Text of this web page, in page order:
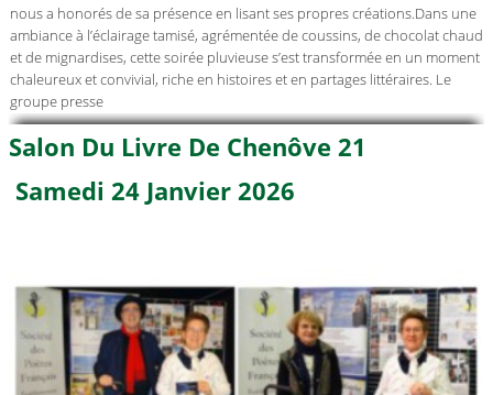
nous a honorés de sa présence en lisant ses propres créations.Dans une
ambiance à l’éclairage tamisé, agrémentée de coussins, de chocolat chaud
et de mignardises, cette soirée pluvieuse s’est transformée en un moment
chaleureux et convivial, riche en histoires et en partages littéraires. Le
groupe presse
Salon Du Livre De Chenôve 21
Samedi 24 Janvier 2026